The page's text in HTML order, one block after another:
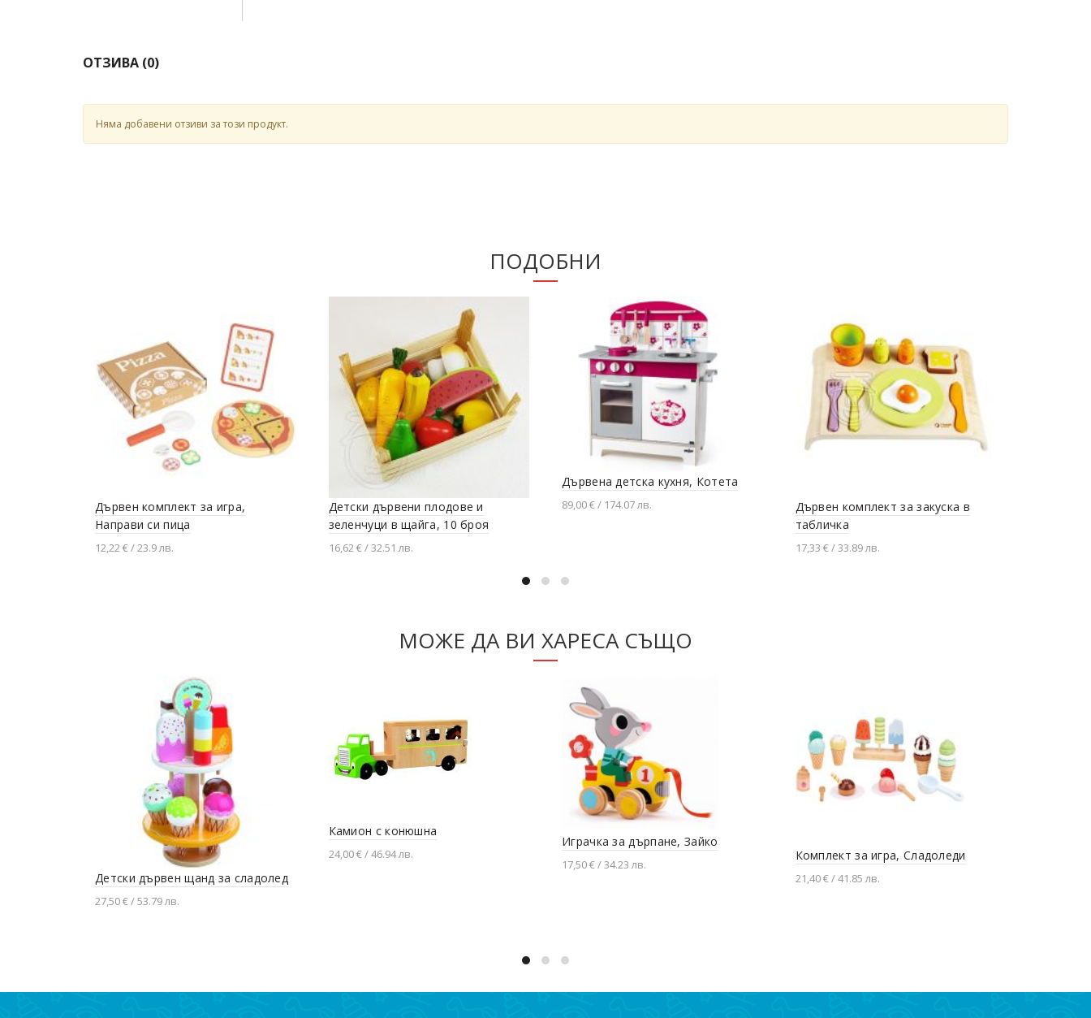
ОТЗИВА (0)
Няма добавени отзиви за този продукт.
ПОДОБНИ
Дървен комплект за игра,
Направи си пица
12,22 € / 23.9 лв.
Детски дървени плодове и
зеленчуци в щайга, 10 броя
16,62 € / 32.51 лв.
Дървена детска кухня, Котета
89,00 € / 174.07 лв.
Дървен комплект за закуска в
табличка
17,33 € / 33.89 лв.
МОЖЕ ДА ВИ ХАРЕСА СЪЩО
Детски дървен щанд за сладолед
27,50 € / 53.79 лв.
Камион с конюшна
24,00 € / 46.94 лв.
Играчка за дърпане, Зайко
17,50 € / 34.23 лв.
Комплект за игра, Сладоледи
21,40 € / 41.85 лв.